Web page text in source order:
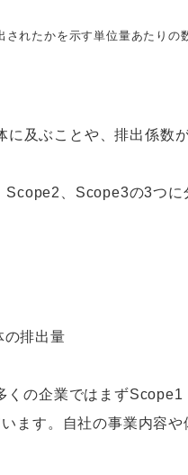
されたかを示す単位量あたりの
及ぶことや、排出係数
、Scope3の3つに
の排出量
の企業ではまずScope1
ます。自社の事業内容や